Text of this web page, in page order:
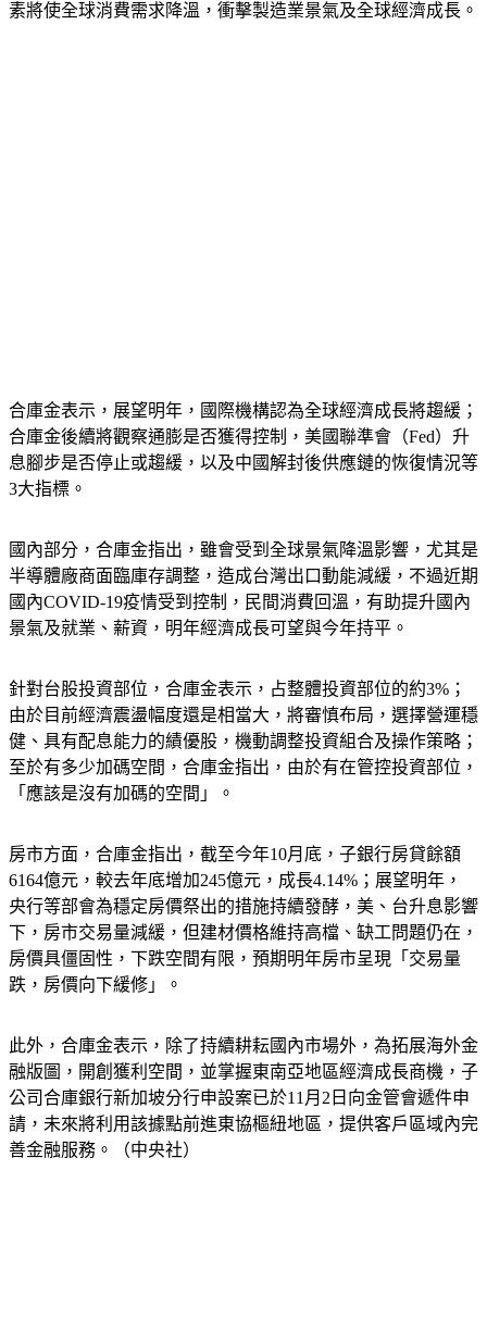
素將使全球消費需求降溫，衝擊製造業景氣及全球經濟成長。
合庫金表示，展望明年，國際機構認為全球經濟成長將趨緩；
合庫金後續將觀察通膨是否獲得控制，美國聯準會（Fed）升
息腳步是否停止或趨緩，以及中國解封後供應鏈的恢復情況等
3大指標。
國內部分，合庫金指出，雖會受到全球景氣降溫影響，尤其是
半導體廠商面臨庫存調整，造成台灣出口動能減緩，不過近期
國內COVID-19疫情受到控制，民間消費回溫，有助提升國內
景氣及就業、薪資，明年經濟成長可望與今年持平。
針對台股投資部位，合庫金表示，占整體投資部位的約3%；
由於目前經濟震盪幅度還是相當大，將審慎布局，選擇營運穩
健、具有配息能力的績優股，機動調整投資組合及操作策略；
至於有多少加碼空間，合庫金指出，由於有在管控投資部位，
「應該是沒有加碼的空間」。
房市方面，合庫金指出，截至今年10月底，子銀行房貸餘額
6164億元，較去年底增加245億元，成長4.14%；展望明年，
央行等部會為穩定房價祭出的措施持續發酵，美、台升息影響
下，房市交易量減緩，但建材價格維持高檔、缺工問題仍在，
房價具僵固性，下跌空間有限，預期明年房市呈現「交易量
跌，房價向下緩修」。
此外，合庫金表示，除了持續耕耘國內市場外，為拓展海外金
融版圖，開創獲利空間，並掌握東南亞地區經濟成長商機，子
公司合庫銀行新加坡分行申設案已於11月2日向金管會遞件申
請，未來將利用該據點前進東協樞紐地區，提供客戶區域內完
善金融服務。（中央社）